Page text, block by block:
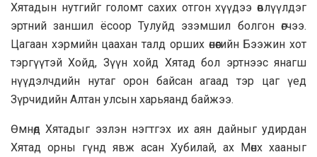
Хятадын нутгийг голомт сахих отгон хүүдээ өвлүүлдэг
эртний заншил ёсоор Тулуйд эзэмшил болгон өгчээ.
Цагаан хэрмийн цаахан талд орших өнөөгийн Бээжин хот
тэргүүтэй Хойд, Зүүн хойд Хятад бол эртнээс янагш
нүүдэлчдийн нутаг орон байсан агаад тэр цаг үед
Зүрчидийн Алтан улсын харьяанд байжээ.
Өмнөд Хятадыг эзлэн нэгтгэх их аян дайныг удирдан
Хятад орны гүнд явж асан Хубилай, ах Мөнх хааныг